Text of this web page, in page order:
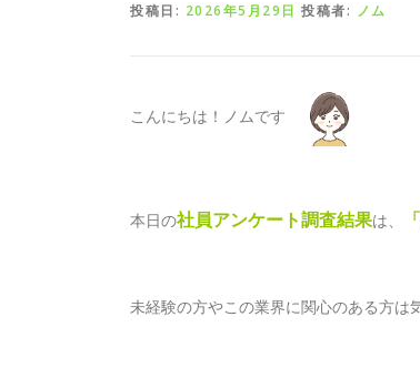
投稿日: 2026年5月29日 投稿者: ノム
こんにちは！ノムです
本日の社員アンケート調査結果は、
未経験の方やこの業界に関心のある方は